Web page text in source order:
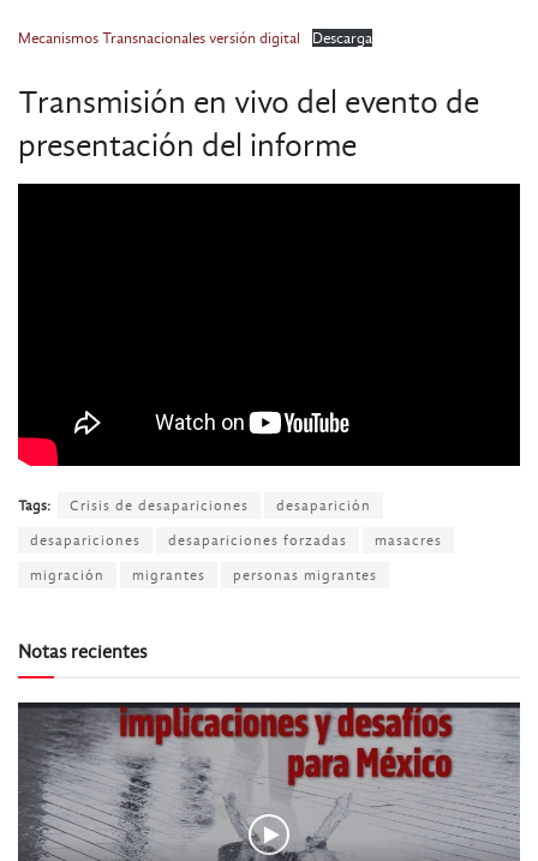
Mecanismos Transnacionales versión digital Descarga
Transmisión en vivo del evento de
presentación del informe
Tags: Crisis de desapariciones desaparición
desapariciones desapariciones forzadas masacres
migración migrantes personas migrantes
Notas recientes